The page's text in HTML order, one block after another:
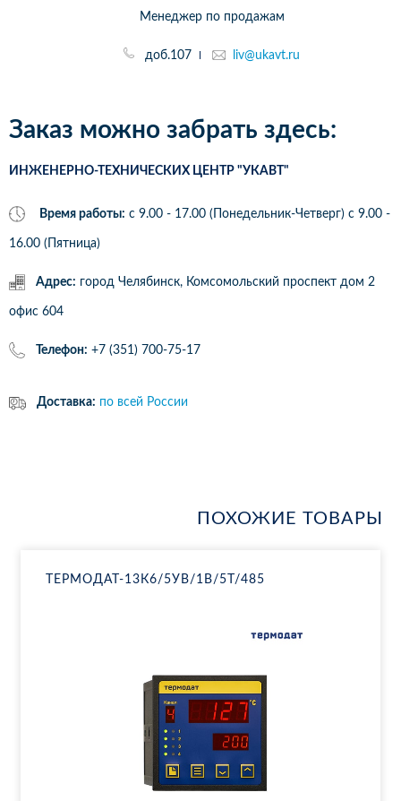
Менеджер по продажам
доб.107 liv@ukavt.ru
Заказ можно забрать здесь:
ИНЖЕНЕРНО-ТЕХНИЧЕСКИХ ЦЕНТР "УКАВТ"
Время работы: с 9.00 - 17.00 (Понедельник-Четверг) c 9.00 -
16.00 (Пятница)
Адрес: город Челябинск, Комсомольский проспект дом 2
офис 604
Телефон: +7 (351) 700-75-17
Доставка: по всей России
ПОХОЖИЕ ТОВАРЫ
ТЕР­МО­ДАТ-13К6/5УВ/1В/5Т/485